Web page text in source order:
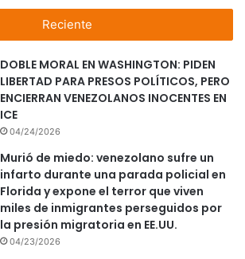
Reciente
DOBLE MORAL EN WASHINGTON: PIDEN
LIBERTAD PARA PRESOS POLÍTICOS, PERO
ENCIERRAN VENEZOLANOS INOCENTES EN
ICE
04/24/2026
Murió de miedo: venezolano sufre un
infarto durante una parada policial en
Florida y expone el terror que viven
miles de inmigrantes perseguidos por
la presión migratoria en EE.UU.
04/23/2026